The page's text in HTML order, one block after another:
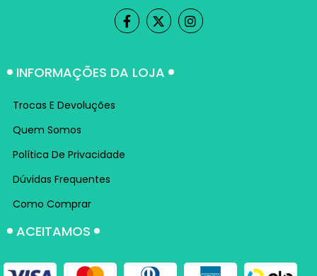
INFORMAÇÕES DA LOJA
Trocas E Devoluções
Quem Somos
Política De Privacidade
Dúvidas Frequentes
Como Comprar
ACEITAMOS